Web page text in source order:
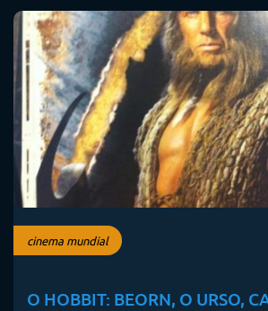
cinema mundial
O HOBBIT: BEORN, O URSO,